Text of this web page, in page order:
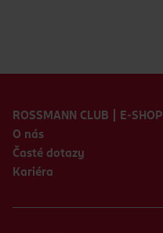
ROSSMANN CLUB | E-SHOP
O nás
Časté dotazy
Kariéra